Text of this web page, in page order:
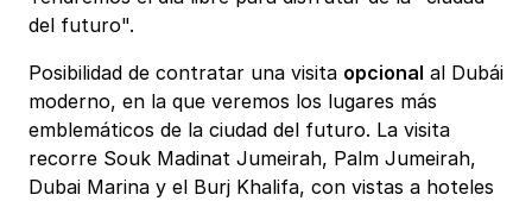
del futuro".
Posibilidad de contratar una visita opcional al Dubái
moderno, en la que veremos los lugares más
emblemáticos de la ciudad del futuro. La visita
recorre Souk Madinat Jumeirah, Palm Jumeirah,
Dubai Marina y el Burj Khalifa, con vistas a hoteles